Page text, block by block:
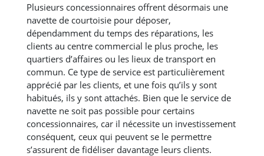
Plusieurs concessionnaires offrent désormais une
navette de courtoisie pour déposer,
dépendamment du temps des réparations, les
clients au centre commercial le plus proche, les
quartiers d’affaires ou les lieux de transport en
commun. Ce type de service est particulièrement
apprécié par les clients, et une fois qu’ils y sont
habitués, ils y sont attachés. Bien que le service de
navette ne soit pas possible pour certains
concessionnaires, car il nécessite un investissement
conséquent, ceux qui peuvent se le permettre
s’assurent de fidéliser davantage leurs clients.